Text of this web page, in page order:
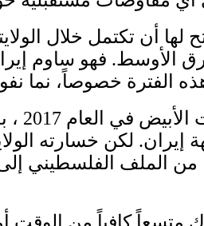
لها أن تكتمل خلال
الأوسط. فهو ساوم
من الملف الفلسطيني
متسعاً كافياً من الوقت